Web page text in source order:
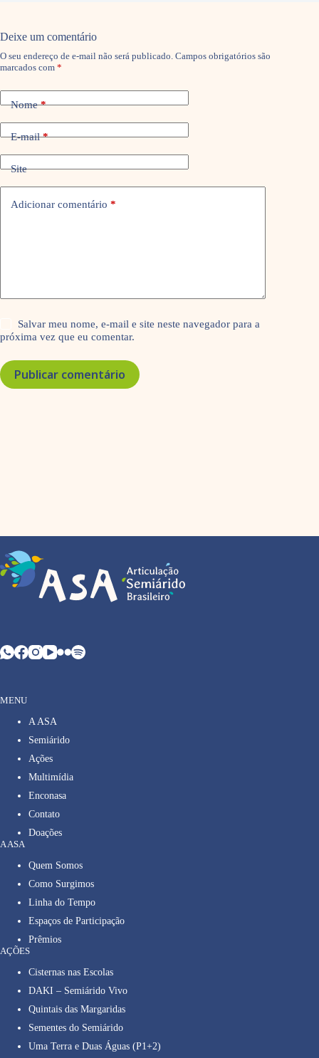
Deixe um comentário
O seu endereço de e-mail não será publicado. Campos obrigatórios são
marcados com *
Nome*
E-mail*
Site
Adicionar comentário *
Salvar meu nome, e-mail e site neste navegador para a
próxima vez que eu comentar.
Publicar comentário
MENU
A ASA
Semiárido
Ações
Multimídia
Enconasa
Contato
Doações
A ASA
Quem Somos
Como Surgimos
Linha do Tempo
Espaços de Participação
Prêmios
AÇÕES
Cisternas nas Escolas
DAKI – Semiárido Vivo
Quintais das Margaridas
Sementes do Semiárido
Uma Terra e Duas Águas (P1+2)